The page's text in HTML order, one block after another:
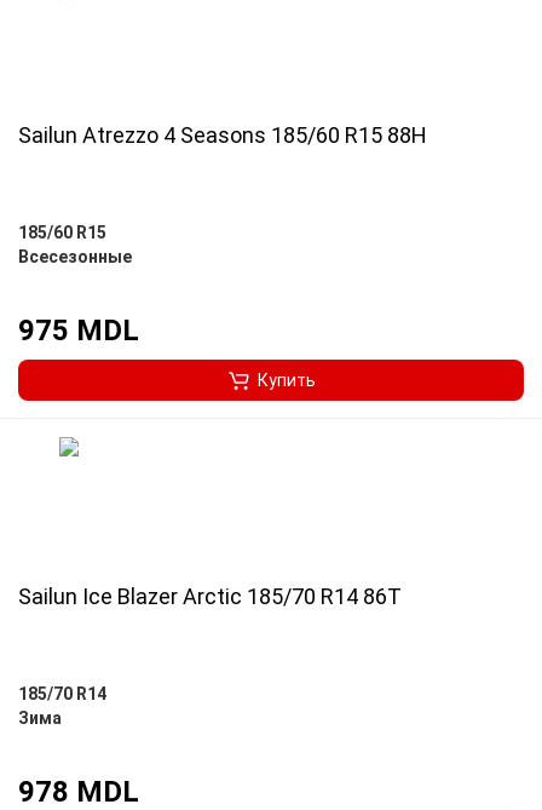
Sailun Atrezzo 4 Seasons 185/60 R15 88H
185/60 R15
Всесезонные
975 MDL
Купить
Sailun Ice Blazer Arctic 185/70 R14 86T
185/70 R14
Зима
978 MDL